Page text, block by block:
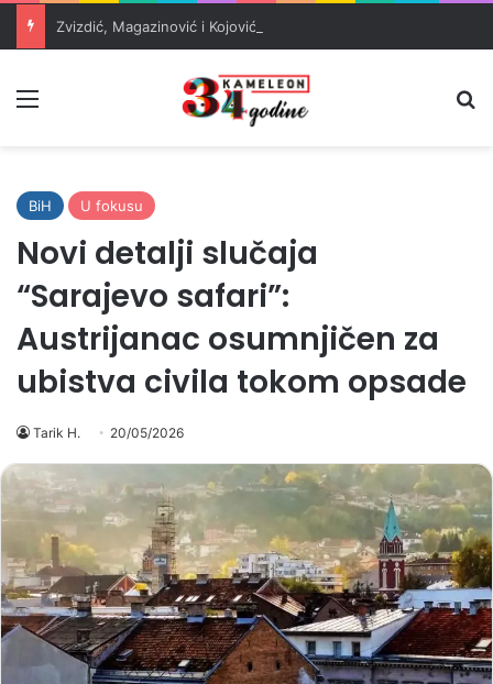
BiH U fokusu
Novi detalji slučaja
“Sarajevo safari”:
Austrijanac osumnjičen za
ubistva civila tokom opsade
Tarik H. 20/05/2026